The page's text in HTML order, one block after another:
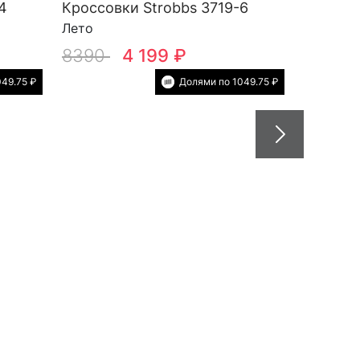
₽
Кроссовки Strobbs 3719-6
Лето
8390 4 199 ₽
Долями по 1049.75 ₽